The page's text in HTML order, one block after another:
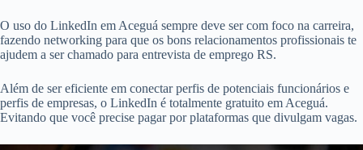
O uso do LinkedIn em Aceguá sempre deve ser com foco na carreira,
fazendo networking para que os bons relacionamentos profissionais te
ajudem a ser chamado para entrevista de emprego RS.
Além de ser eficiente em conectar perfis de potenciais funcionários e
perfis de empresas, o LinkedIn é totalmente gratuito em Aceguá.
Evitando que você precise pagar por plataformas que divulgam vagas.